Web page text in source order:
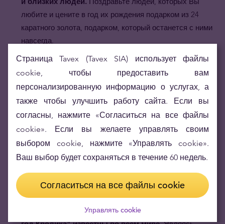
любите и цените в год их рождения подарком из 24
каратного золота, подарком, который останется с ними
навсегда.
Золотые монеты
"Австралийский Лунар -
высокого уровня, с таким блеском и качеством деталей,
не оставляет выбора, кроме как называть эту монету
"моя прелесть".
Золотые монеты "Австралийский Лунар -
годКролика"популярны среди
коллекционеров.
Дизайн кролика, изменяющийся
каждые 12 лет, ограниченный тираж, качество чеканки,
проба золота и статус законного платёжного средства
Австралии - всё это значительно повышает стоимость
монеты на вторичном рынке.
"Австралийский Лунар -
Страница Tavex (Tavex SIA) использует файлы
cookie, чтобы предоставить вам
персонализированную информацию о услугах, а
также чтобы улучшить работу сайта. Если вы
согласны, нажмите «Согласиться на все файлы
cookie». Если вы желаете управлять своим
выбором cookie, нажмите «Управлять cookie».
Ваш выбор будет сохраняться в течение 60 недель.
Согласиться на все файлы cookie
Управлять cookie